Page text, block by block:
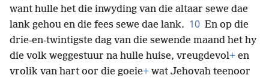
want hulle het die inwyding van die altaar sewe dae
lank gehou en die fees sewe dae lank. 10 En op die
drie-en-twintigste dag van die sewende maand het hy
die volk weggestuur na hulle huise, vreugdevol+ en
vrolik van hart oor die goeie+ wat Jehovah teenoor